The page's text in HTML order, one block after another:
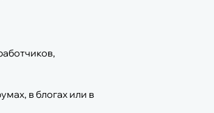
в блогах или в